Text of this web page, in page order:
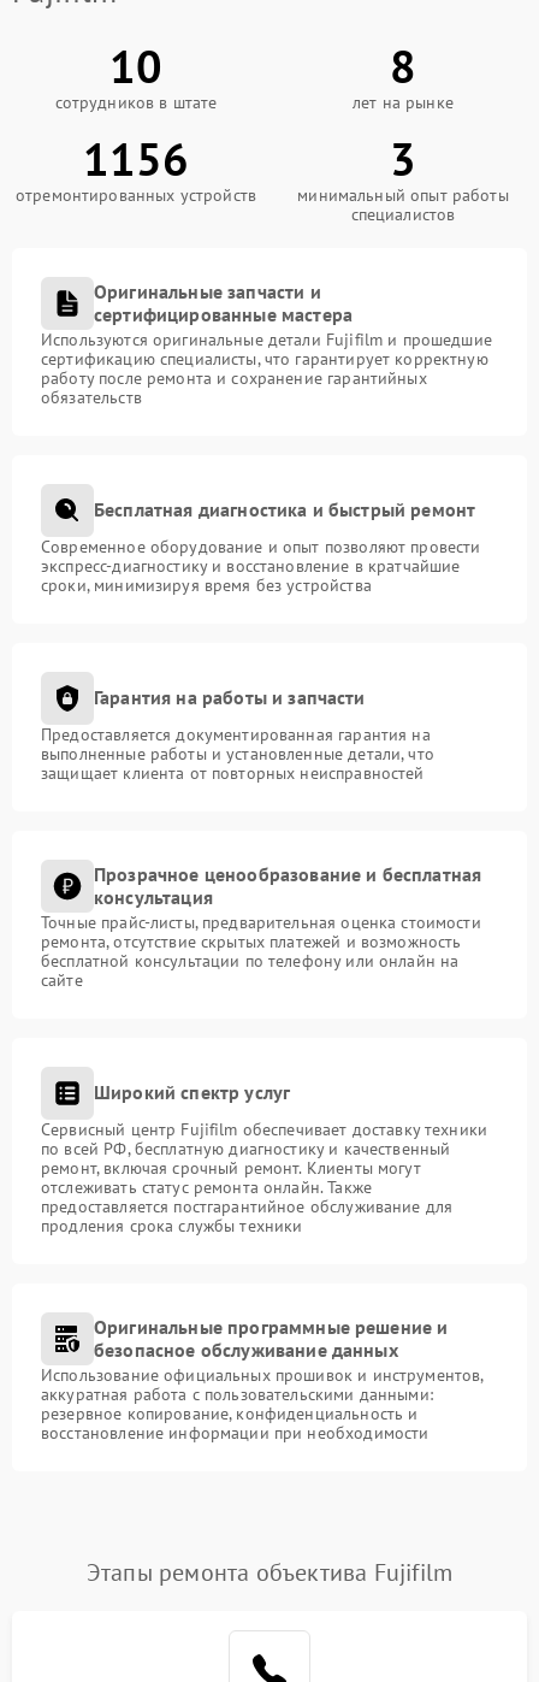
10
сотрудников в штате
8
лет на рынке
1156
отремонтированных устройств
3
минимальный опыт работы
специалистов
Оригинальные запчасти и
сертифицированные мастера
Используются оригинальные детали Fujifilm и прошедшие
сертификацию специалисты, что гарантирует корректную
работу после ремонта и сохранение гарантийных
обязательств
Бесплатная диагностика и быстрый ремонт
Современное оборудование и опыт позволяют провести
экспресс-диагностику и восстановление в кратчайшие
сроки, минимизируя время без устройства
Гарантия на работы и запчасти
Предоставляется документированная гарантия на
выполненные работы и установленные детали, что
защищает клиента от повторных неисправностей
Прозрачное ценообразование и бесплатная
консультация
Точные прайс-листы, предварительная оценка стоимости
ремонта, отсутствие скрытых платежей и возможность
бесплатной консультации по телефону или онлайн на
сайте
Широкий спектр услуг
Сервисный центр Fujifilm обеспечивает доставку техники
по всей РФ, бесплатную диагностику и качественный
ремонт, включая срочный ремонт. Клиенты могут
отслеживать статус ремонта онлайн. Также
предоставляется постгарантийное обслуживание для
продления срока службы техники
Оригинальные программные решение и
безопасное обслуживание данных
Использование официальных прошивок и инструментов,
аккуратная работа с пользовательскими данными:
резервное копирование, конфиденциальность и
восстановление информации при необходимости
Этапы ремонта объектива Fujifilm